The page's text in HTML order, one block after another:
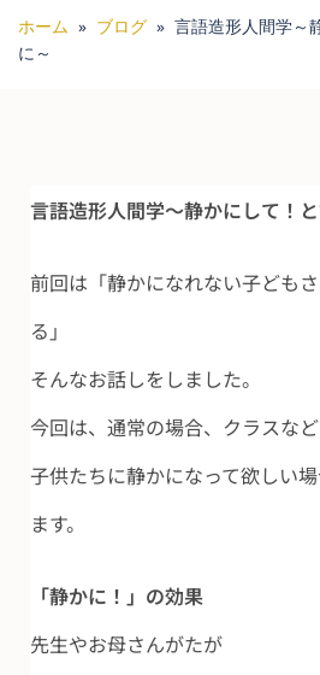
ホーム » ブログ » 言語造形人間学～
に～
言語造形人間学～静かにして！
前回は「静かになれない子ども
る」
そんなお話しをしました。
今回は、通常の場合、クラスなど
子供たちに静かになって欲しい
ます。
「静かに！」の効果
先生やお母さんがたが